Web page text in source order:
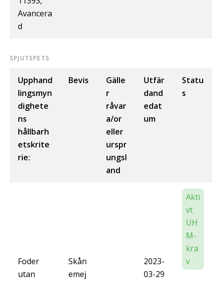
Avancera
d
SPJUTSPETS
Upphand
lingsmyn
dighete
ns
hållbarh
etskrite
rie:
Bevis
Gälle
r
råvar
a/or
eller
urspr
ungsl
and
Utfär
dand
edat
um
Statu
s
Foder
utan
Skån
emej
2023-
03-29
Akti
vt
UH
M-
kra
v